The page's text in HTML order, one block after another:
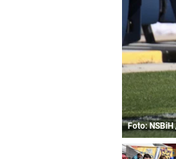
Foto: